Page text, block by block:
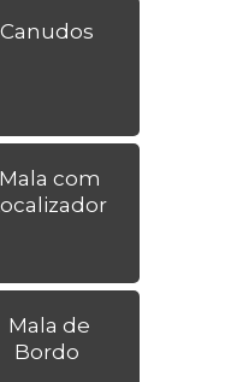
Canudos
Mala com
Mala de
Bordo